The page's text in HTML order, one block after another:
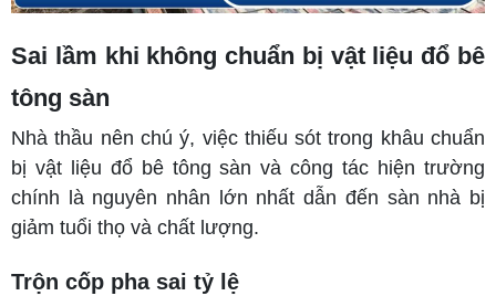
Sai lầm khi không chuẩn bị vật liệu đổ bê
tông sàn
Nhà thầu nên chú ý, việc thiếu sót trong khâu chuẩn
bị vật liệu đổ bê tông sàn và công tác hiện trường
chính là nguyên nhân lớn nhất dẫn đến sàn nhà bị
giảm tuổi thọ và chất lượng.
Trộn cốp pha sai tỷ lệ